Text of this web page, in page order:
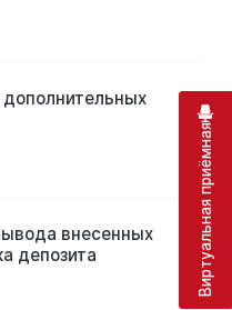
внесенных
депозита
Виртуальная приёмная